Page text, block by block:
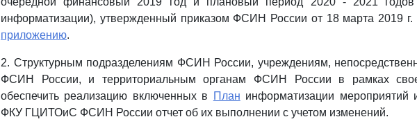
информатизации), утвержденный приказом ФСИН России от 18 марта 2019 г.
приложению.
2. Структурным подразделениям ФСИН России, учреждениям,
ФСИН России, и территориальным органам ФСИН России в рамках
обеспечить реализацию включенных в
План информатизации мероприятий
ФКУ ГЦИТОиС ФСИН России отчет об их выполнении с учетом изменений.